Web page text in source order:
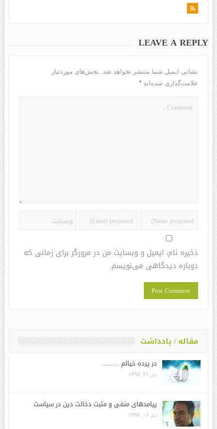
LEAVE A REPLY
نشانی ایمیل شما منتشر نخواهد شد. بخش‌های موردنیاز
علامت‌گذاری شده‌اند *
ذخیره نام، ایمیل و وبسایت من در مرورگر برای زمانی که
دوباره دیدگاهی می‌نویسم.
مقاله / یادداشت
در پرده خیالم ……..
دی ۲۱, ۱۳۹۷
پیامدهای منفی و مثبت دخالت دین در سیاست
دی ۰۶, ۱۳۹۷